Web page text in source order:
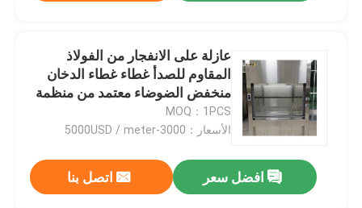
عازلة على الانفجار من الفولاذ
المقاوم للصدأ غطاء غطاء الدخان
منخفض الضوضاء معتمد من منظمة
الأيزو
MOQ：1PCS
الأسعار：3000-5000USD / meter
افضل سعر اتصل بنا